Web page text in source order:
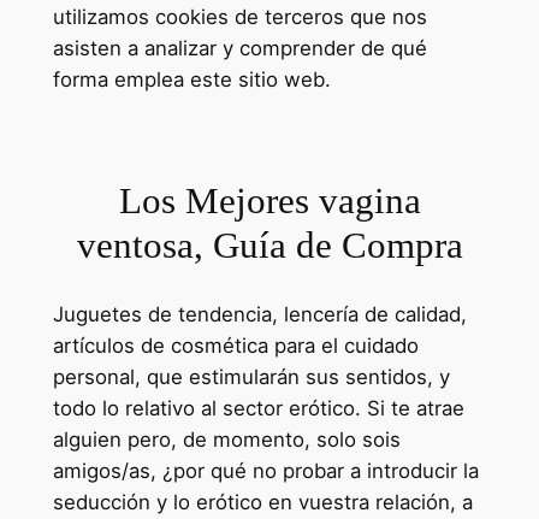
utilizamos cookies de terceros que nos
asisten a analizar y comprender de qué
forma emplea este sitio web.
Los Mejores vagina
ventosa, Guía de Compra
Juguetes de tendencia, lencería de calidad,
artículos de cosmética para el cuidado
personal, que estimularán sus sentidos, y
todo lo relativo al sector erótico. Si te atrae
alguien pero, de momento, solo sois
amigos/as, ¿por qué no probar a introducir la
seducción y lo erótico en vuestra relación, a